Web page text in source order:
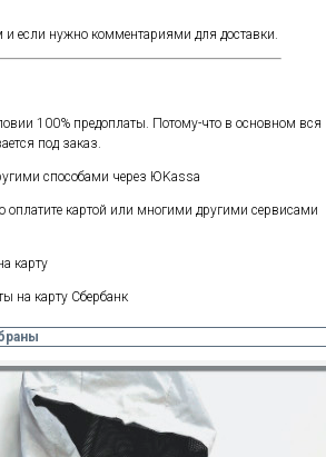
если нужно комментариями для доставки.
100% предоплаты. Потому-что в основном вся
под заказ.
способами через ЮKassa
оплатите картой или многими другими сервисами
карту
на карту Сбербанк